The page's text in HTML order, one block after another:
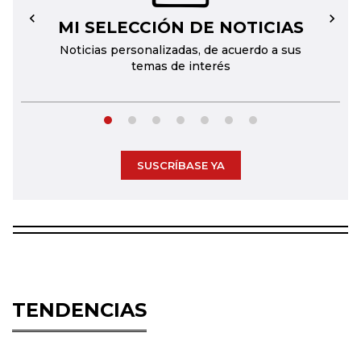
MI SELECCIÓN DE NOTICIAS
Noticias personalizadas, de acuerdo a sus
temas de interés
← →
SUSCRÍBASE YA
TENDENCIAS